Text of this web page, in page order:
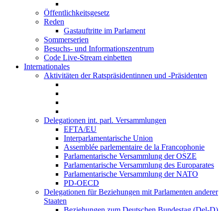
Öffentlichkeitsgesetz
Reden
Gastauftritte im Parlament
Sommerserien
Besuchs- und Informationszentrum
Code Live-Stream einbetten
Internationales
Aktivitäten der Ratspräsidentinnen und -Präsidenten
Delegationen int. parl. Versammlungen
EFTA/EU
Interparlamentarische Union
Assemblée parlementaire de la Francophonie
Parlamentarische Versammlung der OSZE
Parlamentarische Versammlung des Europarates
Parlamentarische Versammlung der NATO
PD-OECD
Delegationen für Beziehungen mit Parlamenten anderer
Staaten